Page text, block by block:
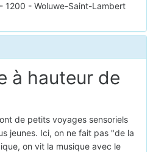
1200 - Woluwe-Saint-Lambert
à hauteur de
de petits voyages sensoriels
jeunes. Ici, on ne fait pas "de la
on vit la musique avec le